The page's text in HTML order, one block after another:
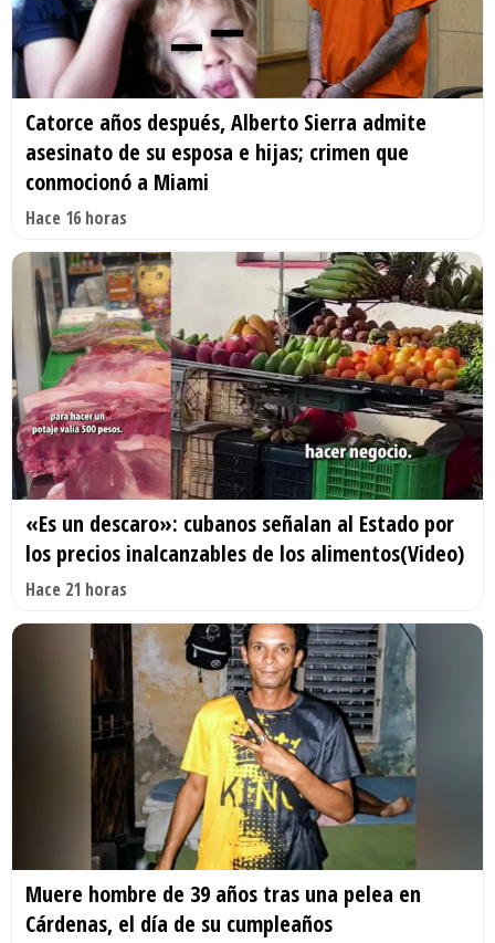
Catorce años después, Alberto Sierra admite
asesinato de su esposa e hijas; crimen que
conmocionó a Miami
Hace 16 horas
«Es un descaro»: cubanos señalan al Estado por
los precios inalcanzables de los alimentos(Video)
Hace 21 horas
Muere hombre de 39 años tras una pelea en
Cárdenas, el día de su cumpleaños